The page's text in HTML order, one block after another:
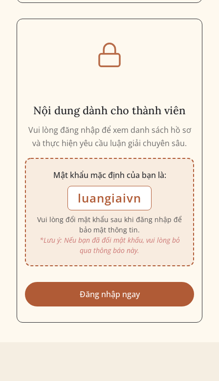
Nội dung dành cho thành viên
Vui lòng đăng nhập để xem danh sách hồ sơ
và thực hiện yêu cầu luận giải chuyên sâu.
Mật khẩu mặc định của bạn là:
luangiaivn
Vui lòng đổi mật khẩu sau khi đăng nhập để
bảo mật thông tin.
*Lưu ý: Nếu bạn đã đổi mật khẩu, vui lòng bỏ
qua thông báo này.
Đăng nhập ngay